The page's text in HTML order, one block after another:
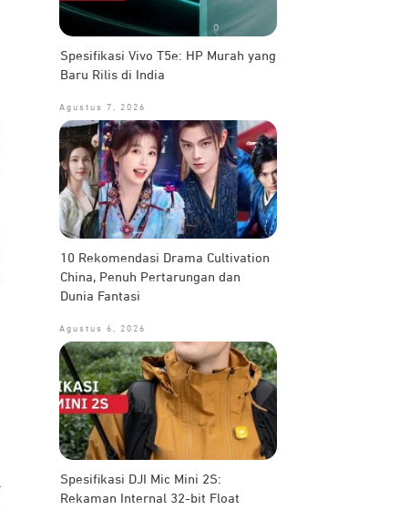
Spesifikasi Vivo T5e: HP Murah yang
Baru Rilis di India
Agustus 7, 2026
10 Rekomendasi Drama Cultivation
China, Penuh Pertarungan dan
Dunia Fantasi
Agustus 6, 2026
Spesifikasi DJI Mic Mini 2S:
Rekaman Internal 32-bit Float